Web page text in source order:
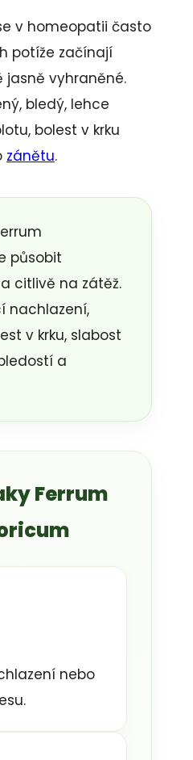
v homeopatii často
potíže začínají
jasně vyhraněné.
bledý, lehce
bolest v krku
zánětu.
působit
citlivě na zátěž.
nachlazení,
v krku, slabost
a
Ferrum
nebo